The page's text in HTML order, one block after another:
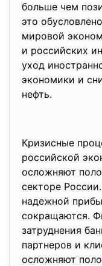
больше чем
это
мировой
и российских
уход
экономики и
нефть.
Кризисные
российской
осложняют
секторе
надежной
сокращаются.
затруднения
партнеров и
осложняют